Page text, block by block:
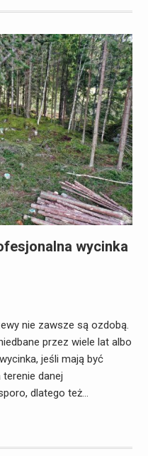
wycinka
nie zawsze są ozdobą.
przez wiele lat albo
jeśli mają być
danej
dlatego też…